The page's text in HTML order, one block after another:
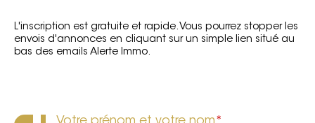
L'inscription est gratuite et rapide. Vous pourrez stopper les
envois d'annonces en cliquant sur un simple lien situé au
bas des emails Alerte Immo.